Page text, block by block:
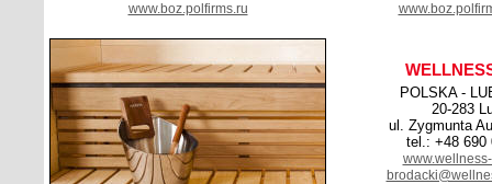
www.boz.polfirms.ru
POLSKA -
20-283
ul. Zygmunta
tel.: +48 690